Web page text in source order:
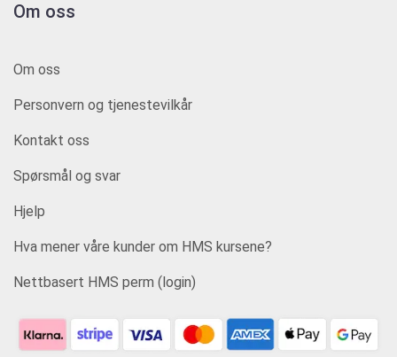
Om oss
Om oss
Personvern og tjenestevilkår
Kontakt oss
Spørsmål og svar
Hjelp
Hva mener våre kunder om HMS kursene?
Nettbasert HMS perm (login)